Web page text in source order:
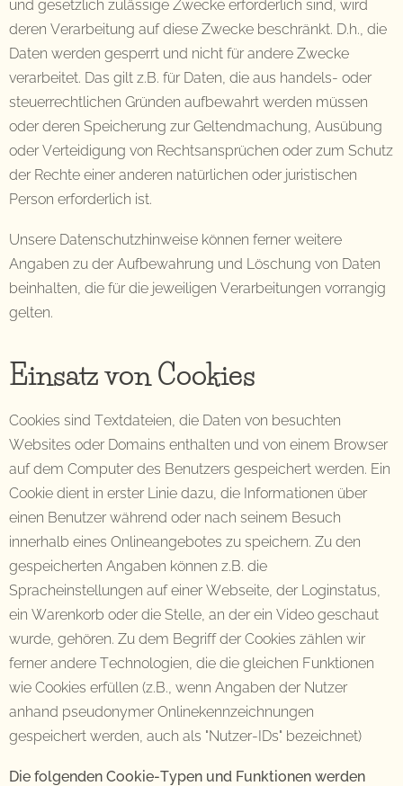
und gesetzlich zulässige Zwecke erforderlich sind, wird
deren Verarbeitung auf diese Zwecke beschränkt. D.h., die
Daten werden gesperrt und nicht für andere Zwecke
verarbeitet. Das gilt z.B. für Daten, die aus handels- oder
steuerrechtlichen Gründen aufbewahrt werden müssen
oder deren Speicherung zur Geltendmachung, Ausübung
oder Verteidigung von Rechtsansprüchen oder zum Schutz
der Rechte einer anderen natürlichen oder juristischen
Person erforderlich ist.
Unsere Datenschutzhinweise können ferner weitere
Angaben zu der Aufbewahrung und Löschung von Daten
beinhalten, die für die jeweiligen Verarbeitungen vorrangig
gelten.
Einsatz von Cookies
Cookies sind Textdateien, die Daten von besuchten
Websites oder Domains enthalten und von einem Browser
auf dem Computer des Benutzers gespeichert werden. Ein
Cookie dient in erster Linie dazu, die Informationen über
einen Benutzer während oder nach seinem Besuch
innerhalb eines Onlineangebotes zu speichern. Zu den
gespeicherten Angaben können z.B. die
Spracheinstellungen auf einer Webseite, der Loginstatus,
ein Warenkorb oder die Stelle, an der ein Video geschaut
wurde, gehören. Zu dem Begriff der Cookies zählen wir
ferner andere Technologien, die die gleichen Funktionen
wie Cookies erfüllen (z.B., wenn Angaben der Nutzer
anhand pseudonymer Onlinekennzeichnungen
gespeichert werden, auch als "Nutzer-IDs" bezeichnet)
Die folgenden Cookie-Typen und Funktionen werden